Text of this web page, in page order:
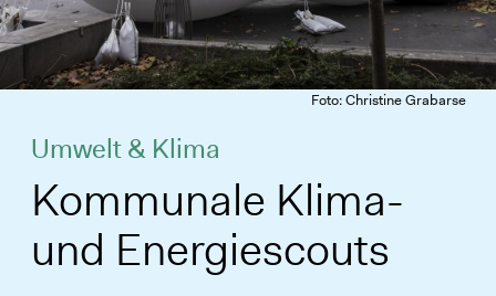
Foto: Christine Grabarse
Umwelt & Klima
Kommunale Klima-
und Energiescouts